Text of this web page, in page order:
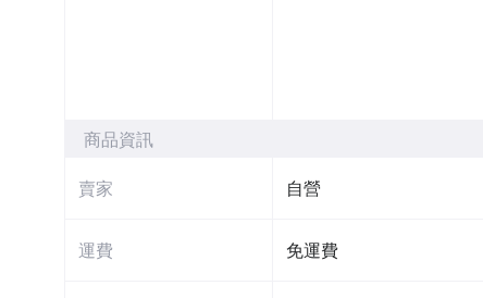
商品資訊
賣家
自營
運費 免運費